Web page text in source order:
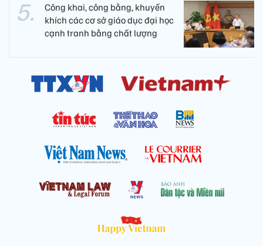
Công khai, công bằng, khuyến
khích các cơ sở giáo dục đại học
cạnh tranh bằng chất lượng​